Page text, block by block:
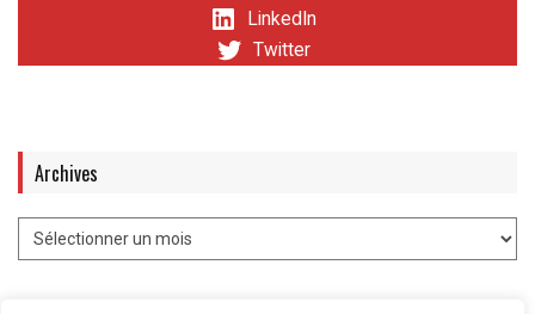
LinkedIn
Twitter
Archives